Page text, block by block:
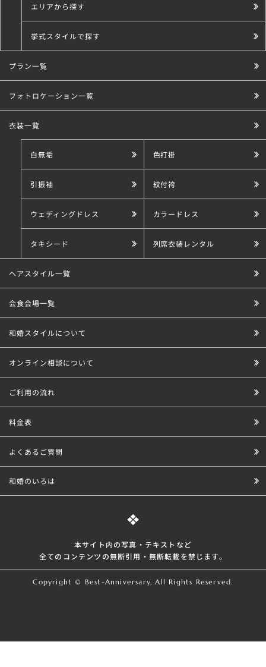
エリアから探す
挙式スタイルで探す
こだわり条件で探す
プラン一覧
フォトロケーション一覧
衣装一覧
白無垢 色打掛
引振袖 紋付袴
ウェディングドレス カラードレス
タキシード 列席衣装レンタル
ヘアスタイル一覧
会食会場一覧
和婚スタイルについて
オンライン相談について
ご利用の流れ
料金表
よくあるご質問
和婚のいろは
本サイト内の写真・テキストなど
全てのコンテンツの無断引⽤・無断転載を禁じます。
Copyright © Best-Anniversary, All Rights Reserved.